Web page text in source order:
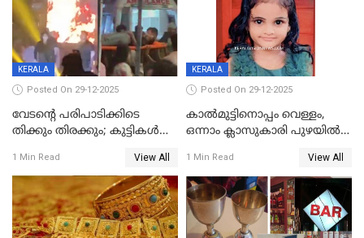
KERALA
Posted On 29-12-2025
വേടന്റെ പരിപാടിക്കിടെ
തിക്കും തിരക്കും; കുട്ടികള്‍
പരിക്ക്; പാളം മറികടന്ന
യുവാവ് ട്രെയിന്‍ തട്ടി മരിച്ചു
1 Min Read View All
KERALA
Posted On 29-12-2025
കാൽമുട്ടിനൊപ്പം വെള്ളം,
ഒന്നാം ക്ലാസുകാരി പുഴയിൽ
കുട്ടികൾക്കൊപ്പം
കളിക്കുന്നതിനിടെ
1 Min Read View All